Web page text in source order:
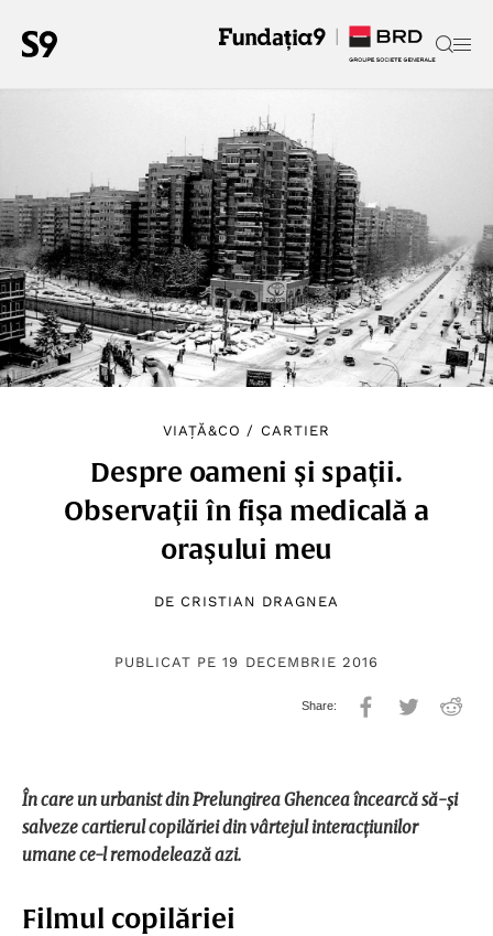
VIAȚĂ&CO / CARTIER
Despre oameni şi spaţii.
Observaţii în fişa medicală a
oraşului meu
DE CRISTIAN DRAGNEA
PUBLICAT PE 19 DECEMBRIE 2016
În care un urbanist din Prelungirea Ghencea încearcă să-și
salveze cartierul copilăriei din vârtejul interacțiunilor
umane ce-l remodelează azi.
Filmul copilăriei